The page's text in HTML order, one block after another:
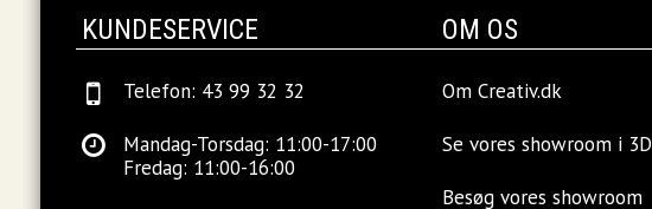
KUNDESERVICE
Telefon: 43 99 32 32
Mandag-Torsdag: 11:00-17:00
Fredag: 11:00-16:00
OM OS
Om Creativ.dk
Se vores showroom i 3D
Besøg vores showroom